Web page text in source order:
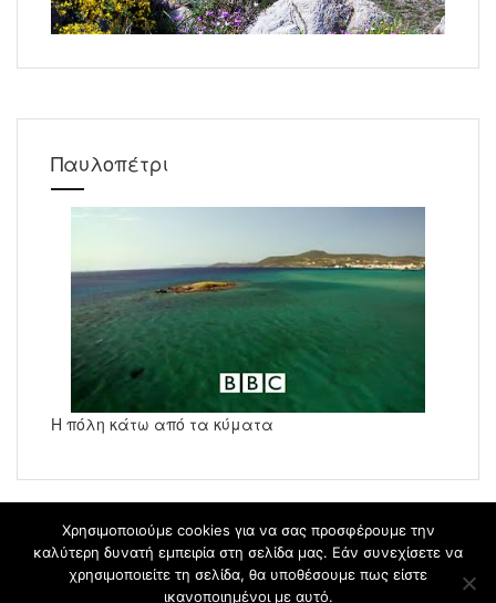
Παυλοπέτρι
Η πόλη κάτω από τα κύματα
blogs.sch.gr
Χρησιμοποιούμε cookies για να σας προσφέρουμε την
καλύτερη δυνατή εμπειρία στη σελίδα μας. Εάν συνεχίσετε να
χρησιμοποιείτε τη σελίδα, θα υποθέσουμε πως είστε
ικανοποιημένοι με αυτό.